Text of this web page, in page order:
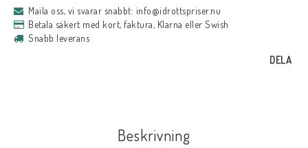
Maila oss, vi svarar snabbt: info@idrottspriser.nu
Betala säkert med kort, faktura, Klarna eller Swish
Snabb leverans
DELA
Beskrivning